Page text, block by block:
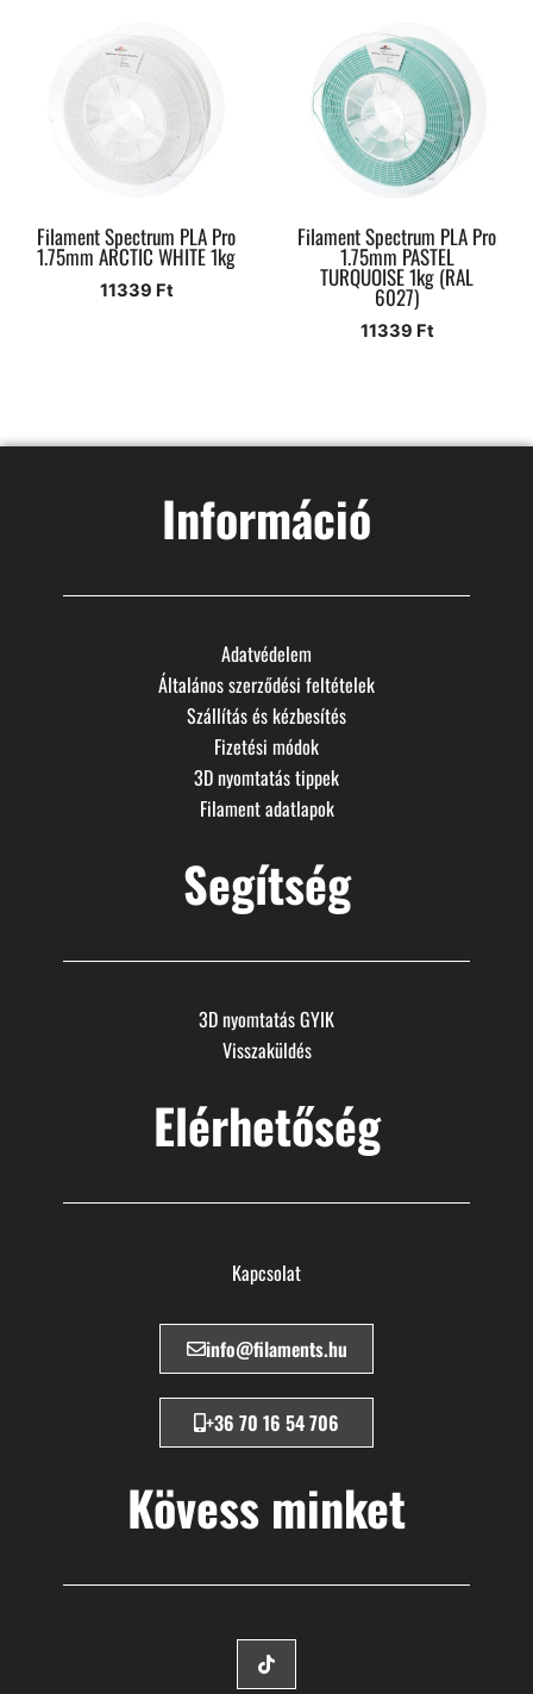
Filament Spectrum PLA Pro
1.75mm ARCTIC WHITE 1kg
11339 Ft
Filament Spectrum PLA Pro
1.75mm PASTEL
TURQUOISE 1kg (RAL
6027)
11339 Ft
Információ
Adatvédelem
Általános szerződési feltételek
Szállítás és kézbesítés
Fizetési módok
3D nyomtatás tippek
Filament adatlapok
Segítség
3D nyomtatás GYIK
Visszaküldés
Elérhetőség
Kapcsolat
info@filaments.hu
+36 70 16 54 706
Kövess minket